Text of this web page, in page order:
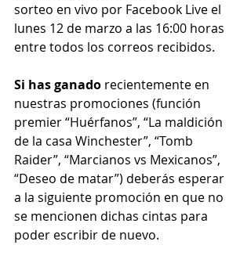
sorteo en vivo por Facebook Live el
lunes 12 de marzo a las 16:00 horas
entre todos los correos recibidos.
Si has ganado recientemente en
nuestras promociones (función
premier “Huérfanos”, “La maldición
de la casa Winchester”, “Tomb
Raider”, “Marcianos vs Mexicanos”,
“Deseo de matar”) deberás esperar
a la siguiente promoción en que no
se mencionen dichas cintas para
poder escribir de nuevo.